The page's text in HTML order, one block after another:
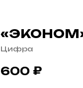
Цифра
600 ₽